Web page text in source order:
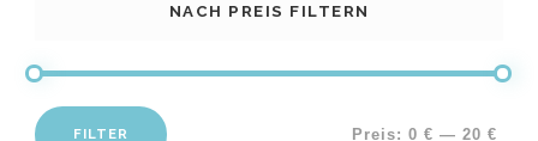
NACH PREIS FILTERN
FILTER Preis: 0 € — 20 €